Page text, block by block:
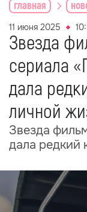
главная
11 июня 2025
Звезда
сериала
дала
личной
Звезда
дала редкий